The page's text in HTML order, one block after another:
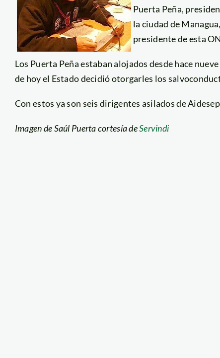
Puerta Peña,
la ciudad de
presidente de esta
Los Puerta Peña estaban alojados desde hace
de hoy el Estado decidió otorgarles los
Con estos ya son seis dirigentes asilados de
Imagen de Saúl Puerta cortesía deServindi